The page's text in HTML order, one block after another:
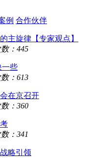
例 合作伙伴
主旋律【专家观点】
：445
一些
：613
在京召开
：360
：341
略引领